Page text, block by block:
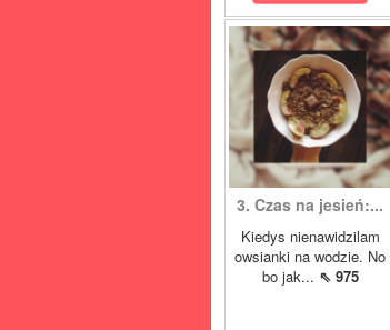
3. Czas na jesień:...
Kiedys nienawidzilam
owsianki na wodzie. No
bo jak... ⇖ 975